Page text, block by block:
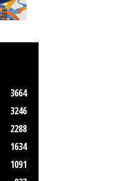
3664
3246
2288
1634
1091